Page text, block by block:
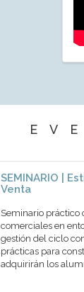
SEMINARIO |
Venta
Seminario práctico
comerciales en
gestión del ciclo
prácticas para
adquirirán los